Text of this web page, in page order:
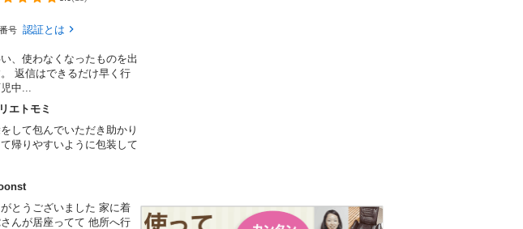
号 認証とは
、使わなくなったものを出
返信はできるだけ早く行
中...
エトモミ
して包んでいただき助かり
帰りやすいように包装して
とうございました 家に着
んが居座ってて 他所へ行